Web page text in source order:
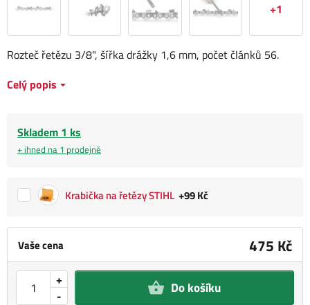
+1
Vaše cena 475 Kč
-
+ Do košíku
Rozteč řetězu 3/8", šířka drážky 1,6 mm, počet článků 56.
Celý popis
Skladem 1 ks
+ ihned na 1 prodejně
Krabička na řetězy STIHL +99 Kč